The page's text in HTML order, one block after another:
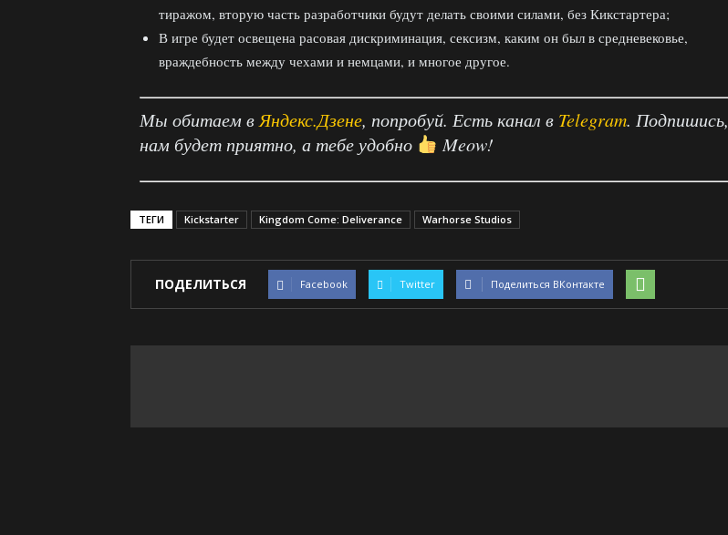
тиражом, вторую часть разработчики будут делать своими силами, без Кикстартера;
В игре будет освещена расовая дискриминация, сексизм, каким он был в средневековье,
враждебность между чехами и немцами, и многое другое.
Мы обитаем в Яндекс.Дзене, попробуй. Есть канал в Telegram. Подпишись,
нам будет приятно, а тебе удобно
Meow!
ТЕГИ Kickstarter Kingdom Come: Deliverance Warhorse Studios
ПОДЕЛИТЬСЯ Facebook Twitter Поделиться ВКонтакте